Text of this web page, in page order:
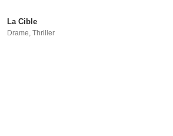
La Cible
Drame,Thriller